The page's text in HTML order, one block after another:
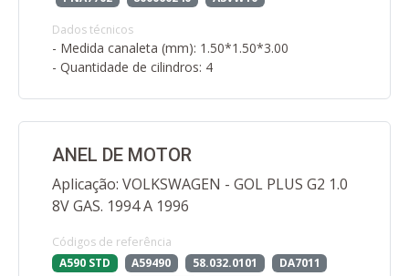
Dados técnicos
- Medida canaleta (mm): 1.50*1.50*3.00
- Quantidade de cilindros: 4
ANEL DE MOTOR
Aplicação: VOLKSWAGEN - GOL PLUS G2 1.0
8V GAS. 1994 A 1996
Códigos de referência
A590 STD
A59490 58.032.0101
DA7011